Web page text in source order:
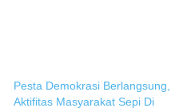
Pesta Demokrasi Berlangsung,
Aktifitas Masyarakat Sepi Di